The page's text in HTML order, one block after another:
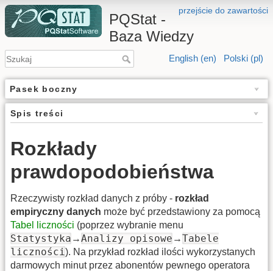
przejście do zawartości
PQStat -
Baza Wiedzy
English (en) Polski (pl)
Pasek boczny
Spis treści
Rozkłady
prawdopodobieństwa
Rzeczywisty rozkład danych z próby - rozkład
empiryczny danych może być przedstawiony za pomocą
Tabel liczności (poprzez wybranie menu
Statystyka →Analizy opisowe →Tabele
liczności ). Na przykład rozkład ilości wykorzystanych
darmowych minut przez abonentów pewnego operatora